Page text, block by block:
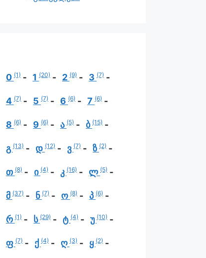
0 (1) 1 (20) 2 (9) 3 (7)
4 (7) 5 (7) 6 (6) 7 (6)
8 (6) 9 (6) ა (5) ბ (15)
გ (13) დ (12) ვ (7) ზ (2)
თ (8) ი (4) კ (16) ლ (5)
მ (37) ნ (7) ო (8) პ (6)
რ (1) ს (29) ტ (4) უ (10)
ფ (7) ქ (4) ღ (3) ყ (2)